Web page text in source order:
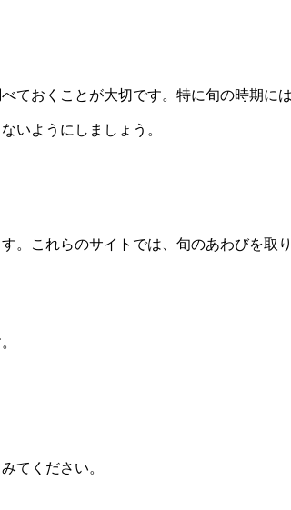
ておくことが大切です。特に旬の時期には
いようにしましょう。
。これらのサイトでは、旬のあわびを取り
てください。